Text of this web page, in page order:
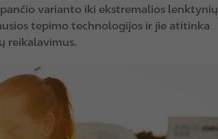
varianto iki ekstremalios lenktynių
tepimo technologijos ir jie atitinka
reikalavimus.